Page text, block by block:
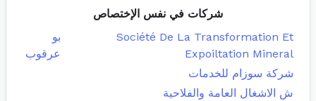
شركات في نفس الإختصاص
Société De La Transformation Et
Expoiltation Mineral
بو
عرقوب
شركة سوزام للخدمات
ش الاشغال العامة والفلاحية